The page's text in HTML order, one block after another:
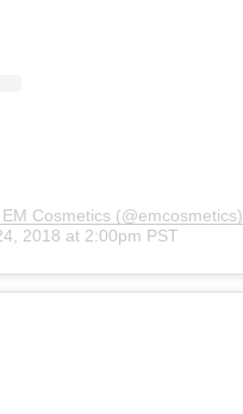
Cosmetics (@emcosmetics)
2018 at 2:00pm PST